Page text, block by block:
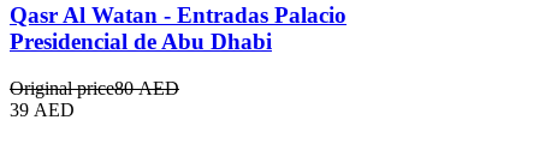
Qasr Al Watan - Entradas Palacio
Presidencial de Abu Dhabi
Original price80 AED
39 AED